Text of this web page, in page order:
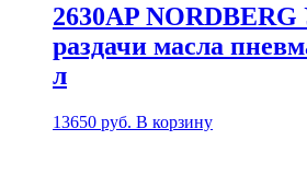
2630AP NORDBERG
раздачи масла
л
13650 руб. В корзину